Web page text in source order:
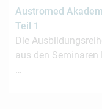
Austromed
Teil 1
Die
aus den
…